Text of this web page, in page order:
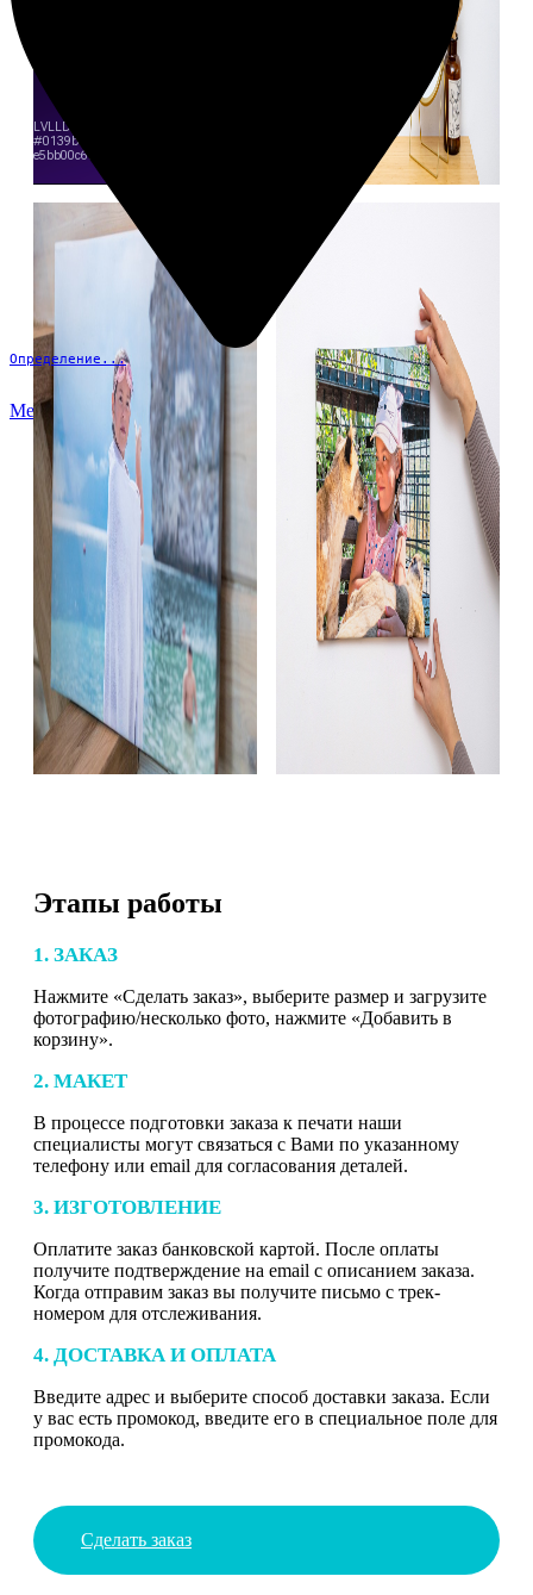
Определение...
Меню
Этапы работы
1. ЗАКАЗ
Нажмите «Сделать заказ», выберите размер и загрузите
фотографию/несколько фото, нажмите «Добавить в
корзину».
2. МАКЕТ
В процессе подготовки заказа к печати наши
специалисты могут связаться с Вами по указанному
телефону или email для согласования деталей.
3. ИЗГОТОВЛЕНИЕ
Оплатите заказ банковской картой. После оплаты
получите подтверждение на email с описанием заказа.
Когда отправим заказ вы получите письмо с трек-
номером для отслеживания.
4. ДОСТАВКА И ОПЛАТА
Введите адрес и выберите способ доставки заказа. Если
у вас есть промокод, введите его в специальное поле для
промокода.
Сделать заказ